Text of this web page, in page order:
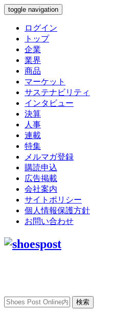
toggle navigation
ログイン
トップ
企業
業界
商品
マーケット
サステナビリティ
インタビュー
決算
人事
連載
特集
メルマガ登録
購読申込
広告掲載
会社案内
サイトポリシー
個人情報保護方針
お問い合わせ